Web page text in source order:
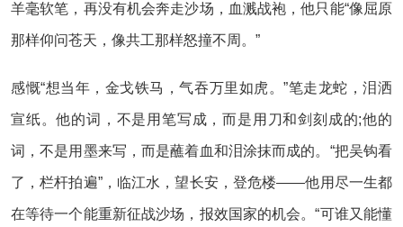
羊毫软笔，再没有机会奔走沙场，血溅战袍，他只能“像屈原
那样仰问苍天，像共工那样怒撞不周。”
感慨“想当年，金戈铁马，气吞万里如虎。”笔走龙蛇，泪洒
宣纸。他的词，不是用笔写成，而是用刀和剑刻成的;他的
词，不是用墨来写，而是蘸着血和泪涂抹而成的。“把吴钩看
了，栏杆拍遍”，临江水，望长安，登危楼——他用尽一生都
在等待一个能重新征战沙场，报效国家的机会。“可谁又能懂